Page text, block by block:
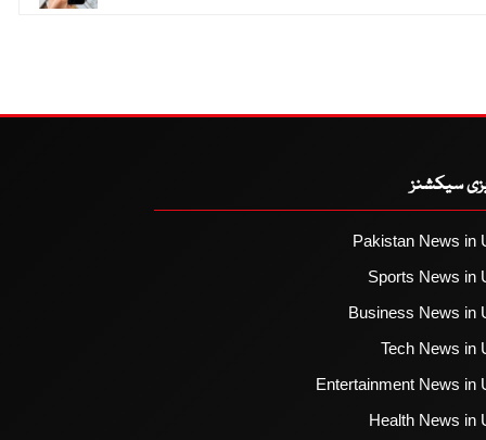
سیکشنز
Pakistan News in
Sports News in
Business News in
Tech News in
Entertainment News in
Health News in